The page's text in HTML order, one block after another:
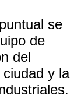
se
de
del
y la